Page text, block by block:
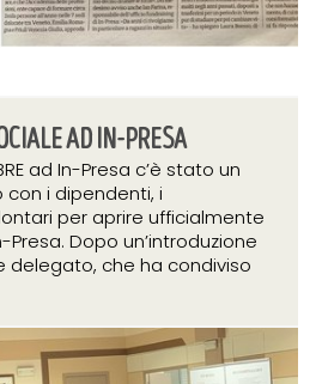
AD IN-PRESA
ad In-Presa c’è stato un
i dipendenti, i
per aprire ufficialmente
Presa. Dopo un’introduzione
delegato, che ha condiviso